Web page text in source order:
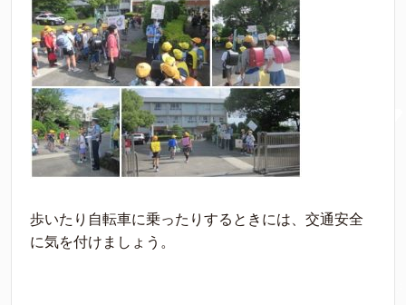
歩いたり自転車に乗ったりするときには、交通安全
に気を付けましょう。